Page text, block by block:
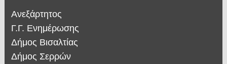
Ανεξάρτητος
Γ.Γ. Ενημέρωσης
Δήμος Βισαλτίας
Δήμος Σερρών